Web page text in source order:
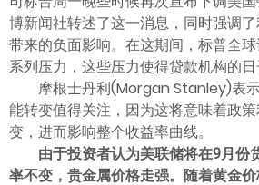
博新闻社转述了这一消息，同时强调
带来的负面影响。在这期间，标普全
系列压力，这些压力使得贷款机构的日
摩根士丹利(Morgan Stanley)表
能转变值得关注，因为这将意味着政
变，进而影响整个收益率曲线。
由于投资者认为美联储将在9月份
率不变，贵金属价格走强。随着黄金